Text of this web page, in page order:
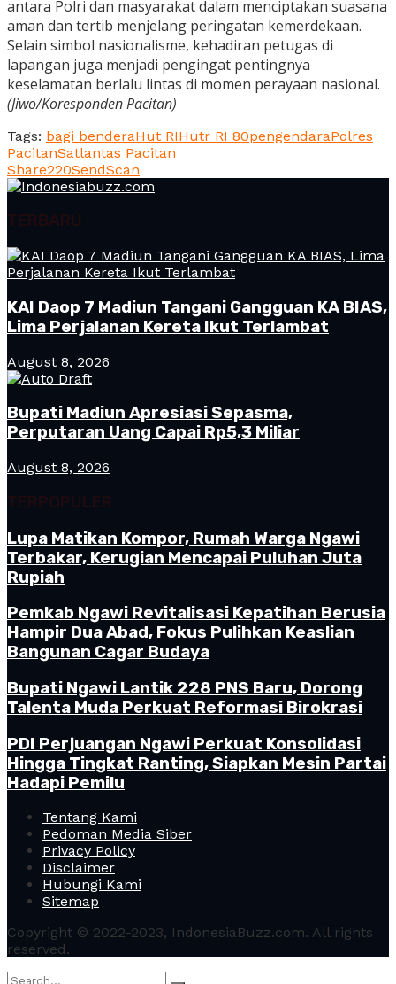
antara Polri dan masyarakat dalam menciptakan suasana
aman dan tertib menjelang peringatan kemerdekaan.
Selain simbol nasionalisme, kehadiran petugas di
lapangan juga menjadi pengingat pentingnya
keselamatan berlalu lintas di momen perayaan nasional.
(Jiwo/Koresponden Pacitan)
Tags: bagi benderaHut RIHutr RI 80pengendaraPolres
PacitanSatlantas Pacitan
Share220SendScan
TERBARU
KAI Daop 7 Madiun Tangani Gangguan KA BIAS,
Lima Perjalanan Kereta Ikut Terlambat
August 8, 2026
Bupati Madiun Apresiasi Sepasma,
Perputaran Uang Capai Rp5,3 Miliar
August 8, 2026
TERPOPULER
Lupa Matikan Kompor, Rumah Warga Ngawi
Terbakar, Kerugian Mencapai Puluhan Juta
Rupiah
Pemkab Ngawi Revitalisasi Kepatihan Berusia
Hampir Dua Abad, Fokus Pulihkan Keaslian
Bangunan Cagar Budaya
Bupati Ngawi Lantik 228 PNS Baru, Dorong
Talenta Muda Perkuat Reformasi Birokrasi
PDI Perjuangan Ngawi Perkuat Konsolidasi
Hingga Tingkat Ranting, Siapkan Mesin Partai
Hadapi Pemilu
Tentang Kami
Pedoman Media Siber
Privacy Policy
Disclaimer
Hubungi Kami
Sitemap
Copyright © 2022-2023, IndonesiaBuzz.com. All rights
reserved.